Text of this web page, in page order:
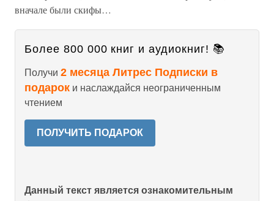
вначале были скифы…
Более 800 000 книг и аудиокниг! 📚
Получи 2 месяца Литрес Подписки в
подарок и наслаждайся неограниченным
чтением
ПОЛУЧИТЬ ПОДАРОК
Данный текст является ознакомительным